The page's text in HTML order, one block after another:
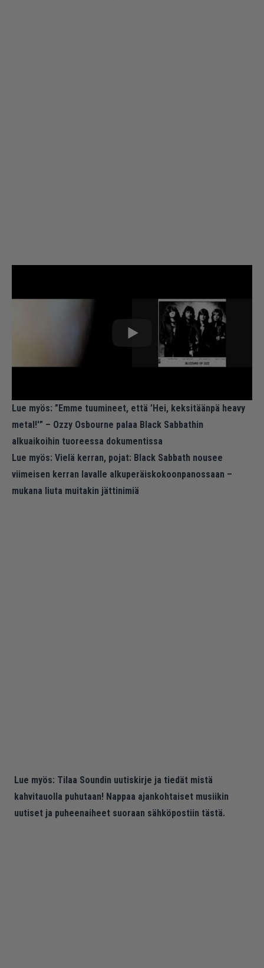
Lue myös: ”Emme tuumineet, että ’Hei, keksitäänpä heavy
metal!'” – Ozzy Osbourne palaa Black Sabbathin
alkuaikoihin tuoreessa dokumentissa
Lue myös: Vielä kerran, pojat: Black Sabbath nousee
viimeisen kerran lavalle alkuperäiskokoonpanossaan –
mukana liuta muitakin jättinimiä
Lue myös: Tilaa Soundin uutiskirje ja tiedät mistä
kahvitauolla puhutaan! Nappaa ajankohtaiset musiikin
uutiset ja puheenaiheet suoraan sähköpostiin tästä.